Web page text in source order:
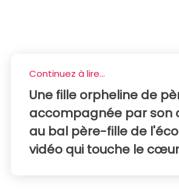
Continuez à lire...
Une fille orpheline de
accompagnée par son
au bal père-fille de
vidéo qui touche le cœur